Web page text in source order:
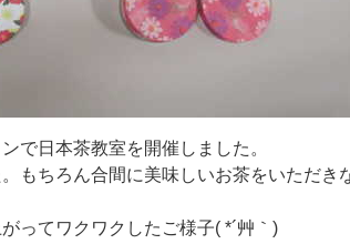
ンで日 本茶教室を開催 し ま した 。
。 もちろ ん合間に美味 しいお茶をいただき
がって ワ ク ワ ク した ご様子( *´艸 ｀ )